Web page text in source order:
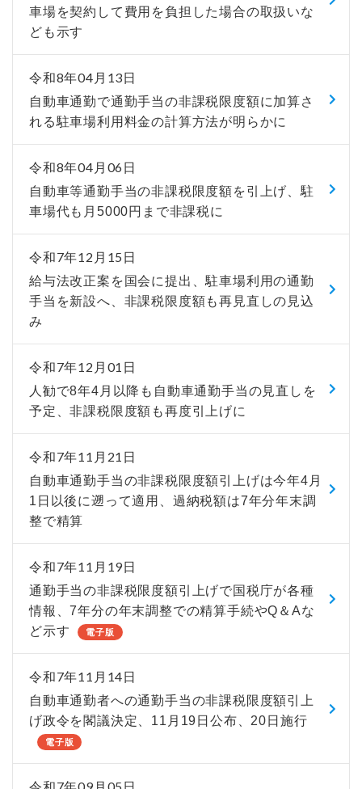
車場を契約して費用を負担した場合の取扱いな
ども示す
令和8年04月13日
自動車通勤で通勤手当の非課税限度額に加算さ
れる駐車場利用料金の計算方法が明らかに
令和8年04月06日
自動車等通勤手当の非課税限度額を引上げ、駐
車場代も月5000円まで非課税に
令和7年12月15日
給与法改正案を国会に提出、駐車場利用の通勤
手当を新設へ、非課税限度額も再見直しの見込
み
令和7年12月01日
人勧で8年4月以降も自動車通勤手当の見直しを
予定、非課税限度額も再度引上げに
令和7年11月21日
自動車通勤手当の非課税限度額引上げは今年4月
1日以後に遡って適用、過納税額は7年分年末調
整で精算
令和7年11月19日
通勤手当の非課税限度額引上げで国税庁が各種
情報、7年分の年末調整での精算手続やQ＆Aな
ど示す
電子版
令和7年11月14日
自動車通勤者への通勤手当の非課税限度額引上
げ政令を閣議決定、11月19日公布、20日施行
電子版